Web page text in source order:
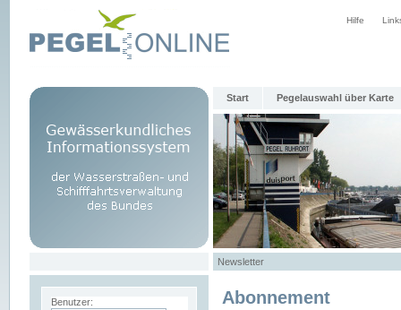
Hilfe
Start Pegelauswahl über Karte
Newsletter
Benutzer: Abonnement